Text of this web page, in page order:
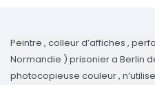
Peintre , colleur d’affiches ,
Normandie ) prisonier a Berlin
photocopieuse couleur ,